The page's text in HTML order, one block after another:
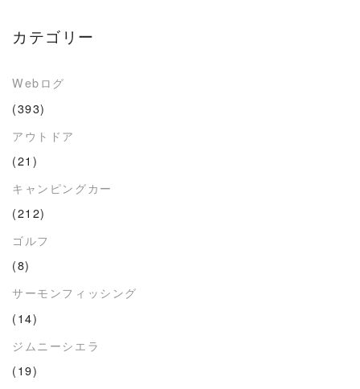
カテゴリー
Webログ
(393)
アウトドア
(21)
キャンピングカー
(212)
ゴルフ
(8)
サーモンフィッシング
(14)
ジムニーシエラ
(19)